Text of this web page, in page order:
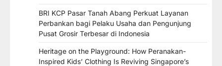
BRI KCP Pasar Tanah Abang Perkuat Layanan
Perbankan bagi Pelaku Usaha dan Pengunjung
Pusat Grosir Terbesar di Indonesia
Heritage on the Playground: How Peranakan-
Inspired Kids’ Clothing Is Reviving Singapore’s